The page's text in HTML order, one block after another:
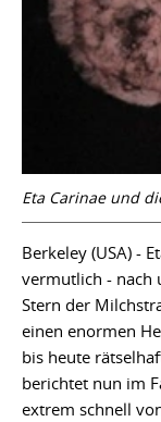
Eta Carinae und
Berkeley (USA) -
vermutlich - nach
Stern der
einen enormen
bis heute
berichtet nun im
extrem schnell